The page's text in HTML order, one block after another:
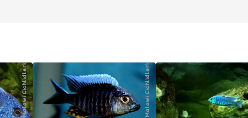
Malawi Cichlidleri Malawi Cichlidleri